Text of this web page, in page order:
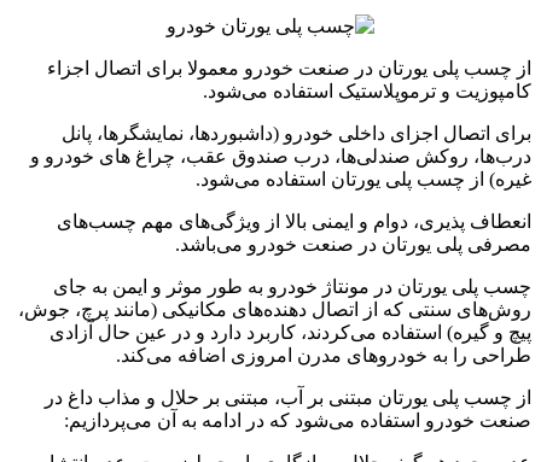
از چسب پلی یورتان در صنعت خودرو معمولا برای اتصال اجزاء
کامپوزیت و ترموپلاستیک استفاده می‌شود.
برای اتصال اجزای داخلی خودرو (داشبوردها، نمایشگرها، پانل
درب‌ها، روکش صندلی‌ها، درب صندوق عقب، چراغ های خودرو و
غیره) از چسب پلی یورتان استفاده می‌شود.
انعطاف پذیری، دوام و ایمنی بالا از ویژگی‌های مهم چسب‌های
مصرفی پلی یورتان در صنعت خودرو می‌باشد.
چسب پلی یورتان در مونتاژ خودرو به طور موثر و ایمن به جای
روش‌های سنتی که از اتصال دهنده‌های مکانیکی (مانند پرچ، جوش،
پیچ و گیره) استفاده می‌کردند، کاربرد دارد و در عین حال آزادی
طراحی را به خودروهای مدرن امروزی اضافه می‌کند.
از چسب پلی یورتان مبتنی بر آب، مبتنی بر حلال و مذاب داغ در
صنعت خودرو استفاده می‌شود که در ادامه به آن می‌پردازیم: